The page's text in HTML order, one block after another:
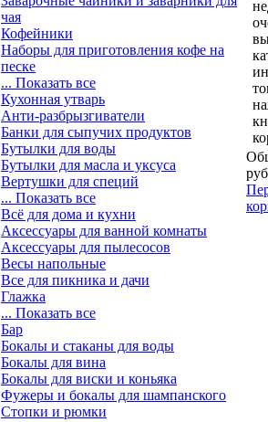
чая
Кофейники
Наборы для приготовления кофе на
песке
... Показать все
Кухонная утварь
Анти-разбрызгиватели
Банки для сыпучих продуктов
Бутылки для воды
Бутылки для масла и уксуса
Вертушки для специй
... Показать все
Всё для дома и кухни
Аксессуары для ванной комнаты
Аксессуары для пылесосов
Весы напольные
Все для пикника и дачи
Глажка
... Показать все
Бар
Бокалы и стаканы для воды
Бокалы для вина
Бокалы для виски и коньяка
Фужеры и бокалы для шампанского
Стопки и рюмки